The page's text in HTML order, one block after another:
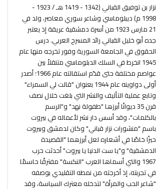
نزار بن توفيق القباني (1342 - 1419 هـ / 1923 -
1998 م) ديبلوماسي وشاعر سوري معاصر، ولد في
21 مارس 1923 من أسرة دمشقية عريقة إذ يعتبر
جده أبو خليل القباني رائد المسرح العربي. درس
الحقوق في الجامعة السورية وفور تخرجه منها عام
1945 انخرط في السلك الدبلوماسي متنقلاً بين
عواصم مختلفة حتى قدّم استقالته عام 1966؛ أصدر
أولى دواوينه عام 1944 بعنوان "قالت لي السمراء"
وتابع عملية التأليف والنشر التي بلغت خلال نصف
قرن 35 ديوانًا أبرزها "طفولة نهد" و"الرسم
بالكلمات"، وقد أسس دار نشر لأعماله في بيروت
باسم "منشورات نزار قباني" وكان لدمشق وبيروت
حيزًا خاصًا في أشعاره لعل أبرزهما "القصيدة
الدمشقية" و"يا ست الدنيا يا بيروت" أحدثت حرب
1967 والتي أسماها العرب "النكسة" مفترقًا حاسمًا
في تجربته، إذ أخرجته من نمطه التقليدي بوصفه
"شاعر الحب والمرأة" لتدخله معترك السياسة، وقد